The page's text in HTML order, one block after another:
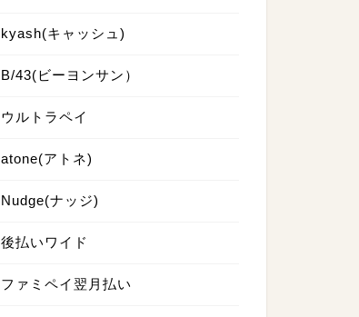
kyash(キャッシュ)
B/43(ビーヨンサン）
ウルトラペイ
atone(アトネ)
Nudge(ナッジ)
後払いワイド
ファミペイ翌月払い